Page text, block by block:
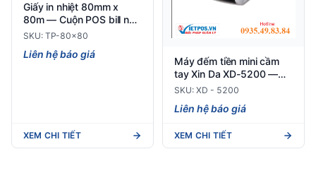
Giấy in nhiệt 80mm x
80m — Cuộn POS bill nhà
hàng
SKU: TP-80x80
Liên hệ báo giá
XEM CHI TIẾT
Máy đếm tiền mini cầm
tay Xin Da XD-5200 —
Tốc độ 1.000 tờ/phút
SKU: XD - 5200
Liên hệ báo giá
XEM CHI TIẾT